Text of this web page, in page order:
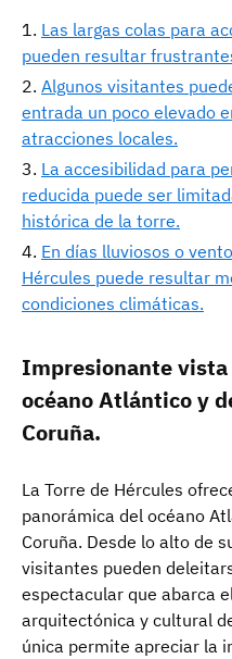
Las largas colas para
pueden resultar
Algunos visitantes
entrada un poco elevado
atracciones locales.
La accesibilidad para
reducida puede ser
histórica de la torre.
En días lluviosos o
Hércules puede resultar
condiciones climáticas.
Impresionante
océano Atlántico y
Coruña.
La Torre de Hércules
panorámica del océano
Coruña. Desde lo alto de
visitantes pueden
espectacular que abarca
arquitectónica y cultural
única permite apreciar la